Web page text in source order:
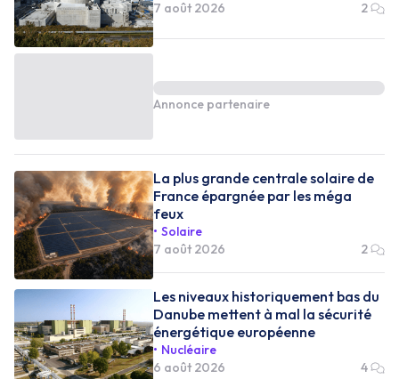
7 août 2026
2
Annonce partenaire
La plus grande centrale solaire de
France épargnée par les méga
feux
Solaire
7 août 2026
2
Les niveaux historiquement bas du
Danube mettent à mal la sécurité
énergétique européenne
Nucléaire
6 août 2026
4